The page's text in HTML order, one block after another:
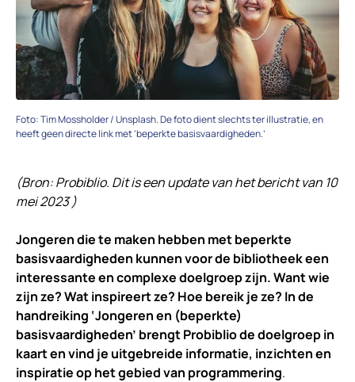
Foto: Tim Mossholder / Unsplash. De foto dient slechts ter illustratie, en
heeft geen directe link met ‘beperkte basisvaardigheden.’
(Bron: Probiblio. Dit is een update van het bericht van 10
mei 2023 )
Jongeren die te maken hebben met beperkte
basisvaardigheden kunnen voor de bibliotheek een
interessante en complexe doelgroep zijn. Want wie
zijn ze? Wat inspireert ze? Hoe bereik je ze? In de
handreiking ‘Jongeren en (beperkte)
basisvaardigheden’ brengt Probiblio de doelgroep in
kaart en vind je uitgebreide informatie, inzichten en
inspiratie op het gebied van programmering.